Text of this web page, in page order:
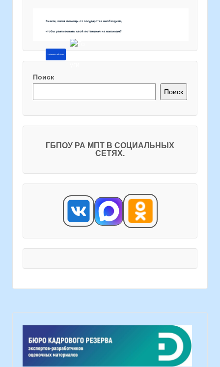
Знаете, какая помощь от государства необходима,
чтобы реализовать свой потенциал на максимум?
Напишите об этом
Поиск
Поиск
ГБПОУ РА МПТ В СОЦИАЛЬНЫХ
СЕТЯХ.